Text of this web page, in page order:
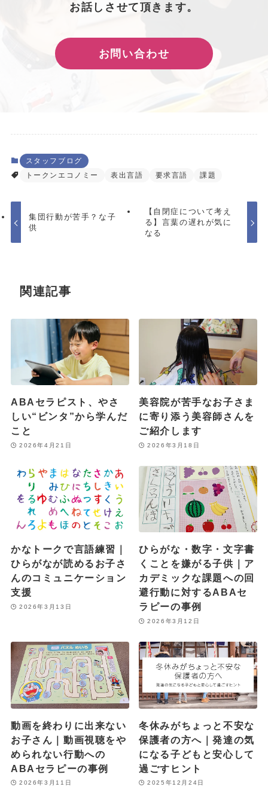
お話しさせて頂きます。
お問い合わせ
スタッフブログ
トークンエコノミー
表出言語 要求言語 課題
集団行動が苦手？な子
供
【自閉症について考え
る】言葉の遅れが気に
なる
関連記事
ABAセラピスト、やさ
しい“ビンタ”から学んだ
こと
2026年4月21日
美容院が苦手なお子さま
に寄り添う美容師さんを
ご紹介します
2026年3月18日
かなトークで言語練習｜
ひらがなが読めるお子さ
んのコミュニケーション
支援
2026年3月13日
ひらがな・数字・文字書
くことを嫌がる子供｜ア
カデミックな課題への回
避行動に対するABAセ
ラピーの事例
2026年3月12日
動画を終わりに出来ない
お子さん｜動画視聴をや
められない行動への
ABAセラピーの事例
2026年3月11日
冬休みがちょっと不安な
保護者の方へ｜発達の気
になる子どもと安心して
過ごすヒント
2025年12月24日